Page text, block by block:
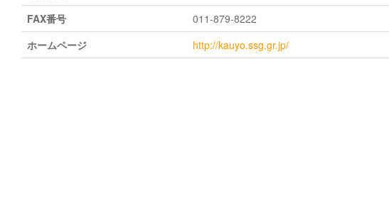
FAX番号
011-879-8222
ホームページ
http://kauyo.ssg.gr.jp/